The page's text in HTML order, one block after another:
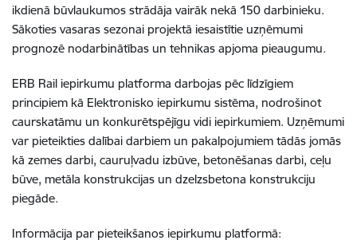
ikdienā būvlaukumos strādāja vairāk nekā 150 darbinieku.
Sākoties vasaras sezonai projektā iesaistītie uzņēmumi
prognozē nodarbinātības un tehnikas apjoma pieaugumu.
ERB Rail iepirkumu platforma darbojas pēc līdzīgiem
principiem kā Elektronisko iepirkumu sistēma, nodrošinot
caurskatāmu un konkurētspējīgu vidi iepirkumiem. Uzņēmumi
var pieteikties dalībai darbiem un pakalpojumiem tādās jomās
kā zemes darbi, cauruļvadu izbūve, betonēšanas darbi, ceļu
būve, metāla konstrukcijas un dzelzsbetona konstrukciju
piegāde.
Informācija par pieteikšanos iepirkumu platformā: